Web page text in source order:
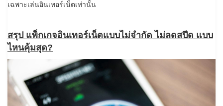
เฉพาะเล่นอินเทอร์เน็ตเท่านั้น
สรุป แพ็กเกจอินเทอร์เน็ตแบบไม่จำกัด ไม่ลดสปีด แบบ
ไหนคุ้มสุด?